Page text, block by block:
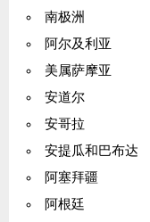
南极洲
阿尔及利亚
美属萨摩亚
安道尔
安哥拉
安提瓜和巴布达
阿塞拜疆
阿根廷